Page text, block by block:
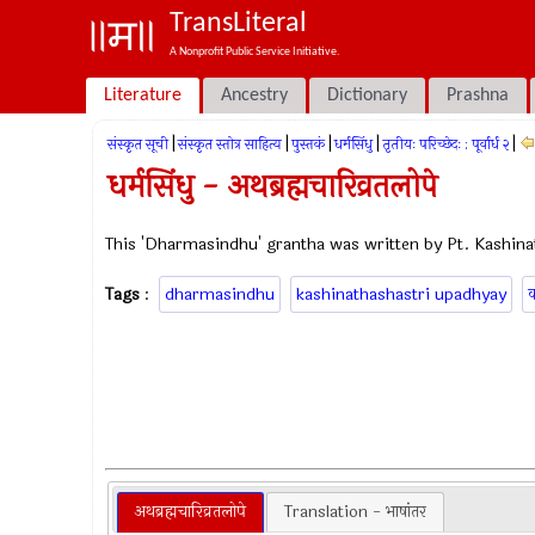
TransLiteral
A Nonprofit Public Service Initiative.
Literature Ancestry Dictionary Prashna
संस्कृत सूची संस्कृत स्तोत्र साहित्य पुस्तकं धर्मसिंधु तृतीयः परिच्छेदः : पूर्वार्ध २
धर्मसिंधु - अथब्रह्मचारिव्रतलोपे
This 'Dharmasindhu' grantha was written by Pt.
Tags : dharmasindhu kashinathashastri upadhyay
अथब्रह्मचारिव्रतलोपे Translation - भाषांतर